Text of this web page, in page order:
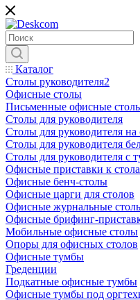
Каталог
Столы руководителя2
Офисные столы
Письменные офисные
Столы для руководителя
Столы для руководителя
Столы для руководителя
Столы для руководителя с
Офисные приставки к
Офисные бенч-столы
Офисные царги для столов
Офисные журнальные
Офисные брифинг-
Мобильные офисные столы
Опоры для офисных столов
Офисные тумбы
Греденции
Подкатные офисные тумбы
Офисные тумбы под